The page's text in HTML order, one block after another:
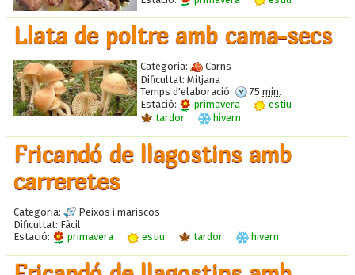
Llata de poltre amb cama-secs
Categoria:
Carns
Dificultat: Mitjana
Temps d'elaboració:
75 min.
Estació:
primavera
estiu
tardor
hivern
Fricandó de llagostins amb
carreretes
Categoria:
Peixos i mariscos
Dificultat: Fàcil
Estació:
primavera estiu tardor hivern